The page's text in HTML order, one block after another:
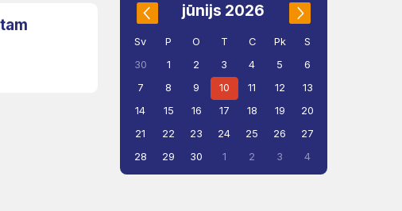
jūnijs 2026
Sv P O T C Pk
S
30
1 2 3 4 5
6
7
8 9 10 11 12
13
14
15 16 17 18 19
20
21
22 23 24 25 26
27
28
29 30 1 2 3 4